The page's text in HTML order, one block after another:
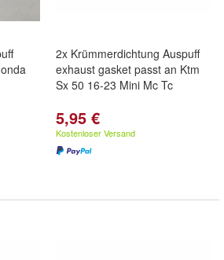
2x Krümmerdichtung Auspuff
exhaust gasket passt an Ktm
Sx 50 16-23 Mini Mc Tc
5,95 €
Kostenloser Versand